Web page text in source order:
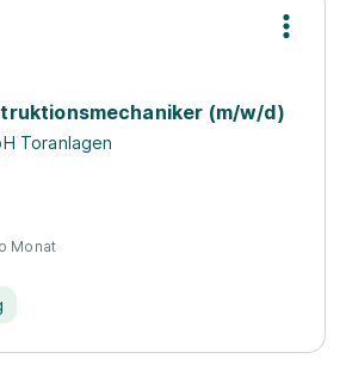
(m/w/d)
Toranlagen
Monat